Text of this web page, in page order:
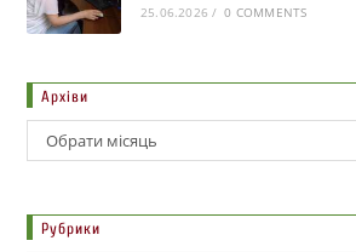
25.06.2026 / 0 COMMENTS
Архіви
Обрати місяць
Рубрики